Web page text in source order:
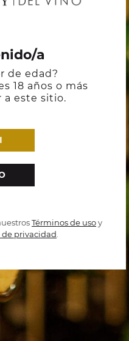
a
de edad?
18 años o más
a este sitio.
Términos de usoy
de privacidad